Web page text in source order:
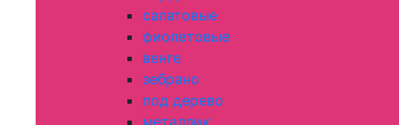
салатовые
фиолетовые
венге
зебрано
под дерево